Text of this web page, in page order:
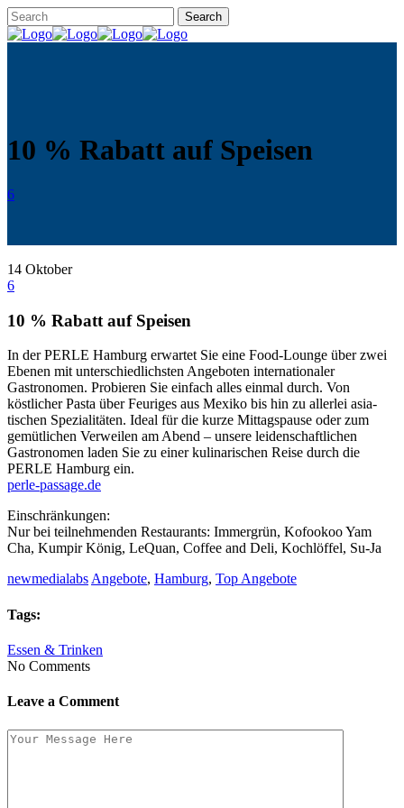
10 % Rabatt auf Speisen
6
14 Oktober
6
10 % Rabatt auf Speisen
In der PERLE Hamburg erwartet Sie eine Food-Lounge über zwei
Ebenen mit unterschiedlichsten Angeboten internationaler
Gastronomen. Probieren Sie einfach alles einmal durch. Von
köstlicher Pasta über Feuriges aus Mexiko bis hin zu allerlei asia­
tischen Spezialitäten. Ideal für die kurze Mittagspause oder zum
gemütlichen Verweilen am Abend – unsere leidenschaftlichen
Gastronomen laden Sie zu einer kulinarischen Reise durch die
PERLE Hamburg ein.
perle-passage.de
Einschränkungen:
Nur bei teilnehmenden Restaurants: Immergrün, Kofookoo Yam
Cha, Kumpir König, LeQuan, Coffee and Deli, Kochlöffel, Su-Ja
newmedialabsAngebote, Hamburg, Top Angebote
Tags:
Essen & Trinken
No Comments
Leave a Comment